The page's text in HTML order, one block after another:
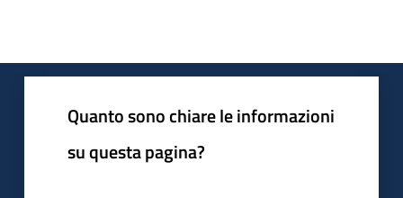
Quanto sono chiare le informazioni
su questa pagina?